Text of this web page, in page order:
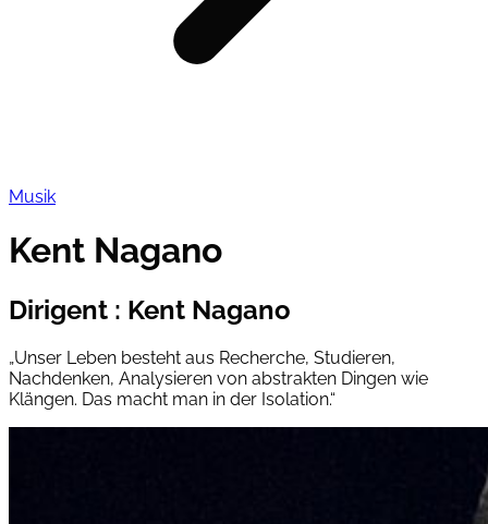
Musik
Kent Nagano
Dirigent : Kent Nagano
„Unser Leben besteht aus Recherche, Studieren,
Nachdenken, Analysieren von abstrakten Dingen wie
Klängen. Das macht man in der Isolation.“